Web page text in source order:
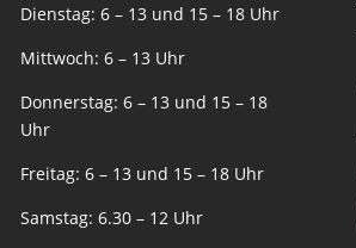
Dienstag: 6 – 13 und 15 – 18 Uhr
Mittwoch: 6 – 13 Uhr
Donnerstag: 6 – 13 und 15 – 18
Uhr
Freitag: 6 – 13 und 15 – 18 Uhr
Samstag: 6.30 – 12 Uhr